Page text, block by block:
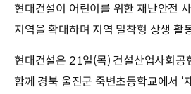
현대건설이 어린이를 위한 재난안전
지역을 확대하며 지역 밀착형 상생 활
현대건설은 21일(목) 건설산업사회공
함께 경북 울진군 죽변초등학교에서 ‘